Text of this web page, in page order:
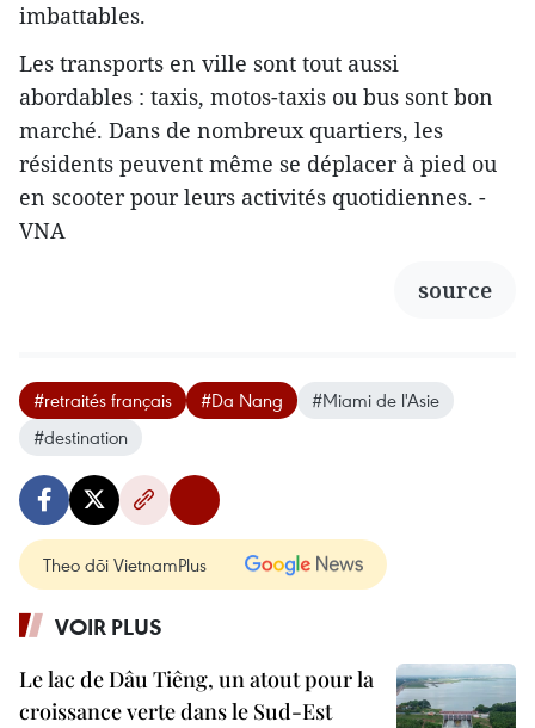
imbattables.
Les transports en ville sont tout aussi
abordables : taxis, motos-taxis ou bus sont bon
marché. Dans de nombreux quartiers, les
résidents peuvent même se déplacer à pied ou
en scooter pour leurs activités quotidiennes. -
VNA
source
#retraités français #Da Nang
#Miami de l'Asie
#destination
Theo dõi VietnamPlus
VOIR PLUS
Le lac de Dâu Tiêng, un atout pour la
croissance verte dans le Sud-Est